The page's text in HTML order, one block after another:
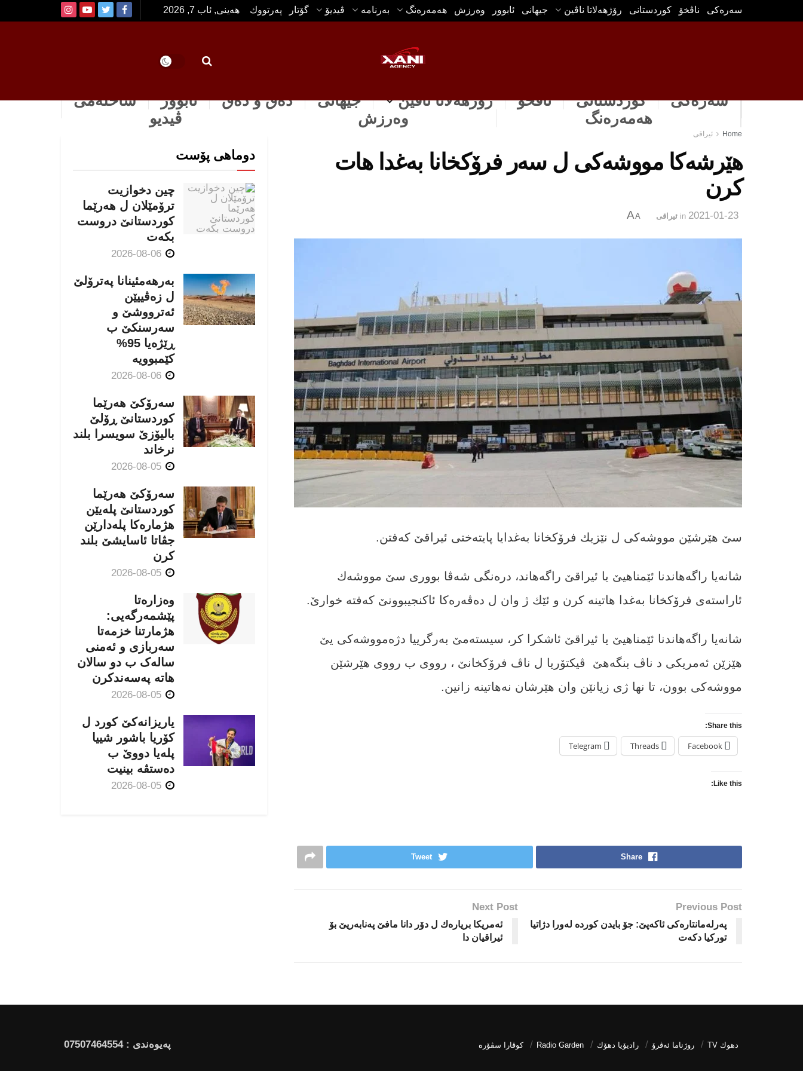
سه‌ره‌كی ناڤخۆ كوردستانى رۆژهه‌لاتا ناڤین جیهانی ئابوور وه‌رزش هه‌مه‌ره‌نگ بەرنامە ڤیدیۆ گۆتار په‌رتووك هەینی, ئاب 7, 2026
سەرەکی كوردستانى ناڤخۆ رۆژهه‌لاتا ناڤین جیهانی دەق و دەق ئابوور
ساخله‌می
هه‌مه‌ره‌نگ
وه‌رزش ڤیدیو
Home ئیراقی
هێرشه‌كا مووشەکى ل سەر فرۆکخانا بەغدا هات
كرن
2021-01-23
in ئیراقی A
A
سێ هێرشێن مووشەکى ل نێزیك فرۆکخانا بەغدایا پایتەختی ئیراقێ كه‌فتن.
شانه‌یا راگه‌هاندنا ئێمناهیێ یا ئیراقێ راگه‌هاند، دره‌نگی شه‌ڤا بوورى سێ مووشه‌ك
ئاراسته‌ى فرۆكخانا بەغدا هاتینه‌ کرن و ئێك ژ وان ل ده‌ڤه‌ره‌كا ئاكنجیبوونێ كه‌فته‌ خوارێ.
شانه‌یا راگه‌هاندنا ئێمناهیێ یا ئیراقێ ئاشكرا كر، سیستەمێ بەرگرییا دژەمووشەکی یێ
هێزێن ئەمریکی د ناڤ بنگه‌هێ ڤیکتۆریا ل ناڤ فرۆكخانێ ، رووى ب رووى هێرشێن
مووشه‌كى بوون، تا نها ژى زیانێن وان هێرشان نه‌هاتینه‌ زانین.
Share this:
Facebook
Threads
Telegram
Like this:
Share
Tweet
Previous Post
پەرلەمانتارەکی ئاکەپێ: جۆ بایدن کوردە لەورا دژاتیا
تورکیا دکەت
Next Post
ئەمریكا بریاره‌ك ل دۆر دانا مافێ پەنابەریێ بۆ
ئیراقیان دا
دوماهی پۆست
چین دخوازیت
ترۆمێلان ل هەرێما
كوردستانێ دروست
بكەت
بەرهەمئینانا په‌ترۆلێ
ل زه‌ڤییێن
ئەترووشێ و
سەرسنكێ ب
ڕێژەیا 95%
كێمبوویە
سەرۆکێ هەرێما
کوردستانێ ڕۆلێ
بالیۆزێ سویسرا بلند
نرخاند
سەرۆکێ هەرێما
کوردستانێ پلەیێن
هژمارەكا پلەدارێن
جڤاتا ئاسایشێ بلند
كرن
وەزارەتا
پێشمەرگەیی:
هژمارتنا خزمەتا
سەربازی و ئەمنی
سالەک ب دو سالان
هاتە پەسەندكرن
یاریزانەكێ کورد ل
کۆریا باشور شییا
پلەیا دووێ ب
دەستڤە بینیت
دھوك TV روژناما ئەڤرۆ رادیۆیا دهۆك Radio Garden كوڤارا سڤۆره‌ پەیوەندی : 07507464554